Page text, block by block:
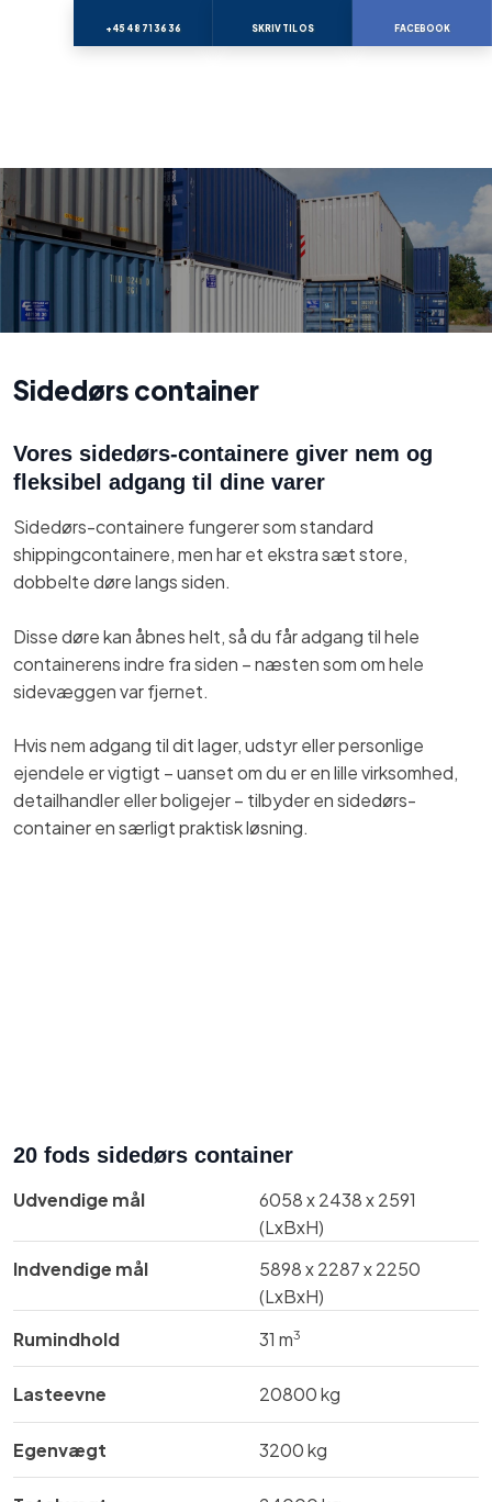
+45 48 71 36 36 SKRIV TIL OS FACEBOOK
Sidedørs container​
Vores sidedørs-containere giver nem og
fleksibel adgang til dine varer
Sidedørs-containere fungerer som standard
shippingcontainere, men har et ekstra sæt store,
dobbelte døre langs siden.
Disse døre kan åbnes helt, så du får adgang til hele
containerens indre fra siden – næsten som om hele
sidevæggen var fjernet.​
Hvis nem adgang til dit lager, udstyr eller personlige
ejendele er vigtigt – uanset om du er en lille virksomhed,
detailhandler eller boligejer – tilbyder en sidedørs-
container en særligt praktisk løsning.​
20 fods sidedørs container
Udvendige mål​
​6058 x 2438 x 2591
(LxBxH)
Indvendige mål​
​​​5898 x 2287 x 2250
(LxBxH)
Rumindhold
31 m3
Lasteevne ​20800 kg
Egenvægt ​3200 kg